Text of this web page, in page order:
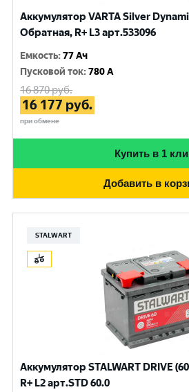
Аккумулятор VARTA Silver
Обратная, R+ L3 арт.533096
Емкость:77 Ач
Пусковой ток:780 A
16 870руб.
16 177 руб.
при обмене
Купить в 1
Добавить в
STALWART
Аккумулятор STALWART DRIVE
R+ L2 арт.STD 60.0